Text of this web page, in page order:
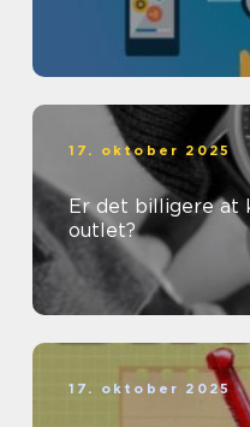
17. oktober 2025
Er det billigere
outlet?
17. oktober 2025